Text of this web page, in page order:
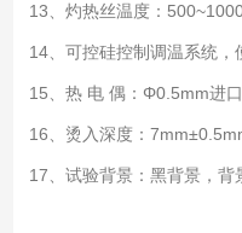
13、灼热丝温度：
14、可控硅控制调温系统，
15、热 电 偶：Φ0.5mm进
16、烫入深度：
17、试验背景：黑背景，背